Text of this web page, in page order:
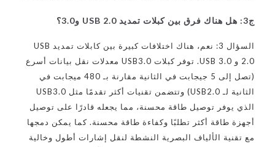
ج3: هل هناك فرق بين كبلات تمديد USB 2.0 و3.0؟
السؤال 3: نعم، هناك اختلافات كبيرة بين كابلات تمديد USB
2.0 و USB 3.0. توفر كبلات USB3.0 معدلات نقل بيانات أسرع
(تصل إلى 5 جيجابت في الثانية مقارنة بـ 480 ميجابت في
الثانية لـ USB2.0) وتتضمن تقنيات أكثر تقدمًا مثل USB3.0
الذي يوفر توصيل طاقة محسنة، مما يجعله قادرًا على توصيل
أجهزة طاقة أكثر تطلبًا وكفاءة طاقة محسنة. كما يمكن دمجها
مع تقنية الألياف البصرية النشطة لنقل إشارات أطول وخالية